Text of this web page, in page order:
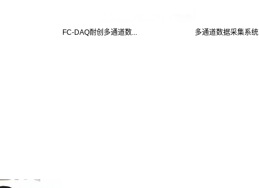
FC-DAQ耐创多通道数... 多通道数据采集系统